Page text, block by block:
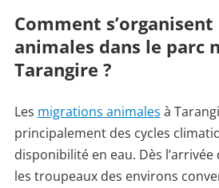
Comment
animales dans le parc
Tarangire ?
Les migrations animales à
principalement des cycles
disponibilité en eau. Dès l’arrivée
les troupeaux des environs